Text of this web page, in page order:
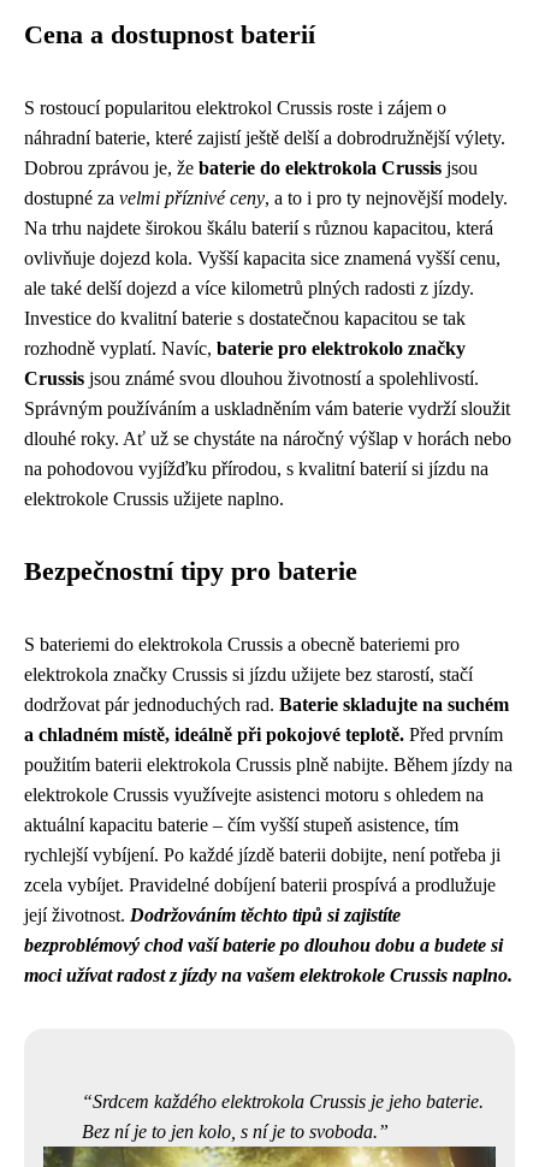
Cena a dostupnost baterií
S rostoucí popularitou elektrokol Crussis roste i zájem o
náhradní baterie, které zajistí ještě delší a dobrodružnější výlety.
Dobrou zprávou je, že baterie do elektrokola Crussis jsou
dostupné za velmi příznivé ceny, a to i pro ty nejnovější modely.
Na trhu najdete širokou škálu baterií s různou kapacitou, která
ovlivňuje dojezd kola. Vyšší kapacita sice znamená vyšší cenu,
ale také delší dojezd a více kilometrů plných radosti z jízdy.
Investice do kvalitní baterie s dostatečnou kapacitou se tak
rozhodně vyplatí. Navíc, baterie pro elektrokolo značky
Crussis jsou známé svou dlouhou životností a spolehlivostí.
Správným používáním a uskladněním vám baterie vydrží sloužit
dlouhé roky. Ať už se chystáte na náročný výšlap v horách nebo
na pohodovou vyjížďku přírodou, s kvalitní baterií si jízdu na
elektrokole Crussis užijete naplno.
Bezpečnostní tipy pro baterie
S bateriemi do elektrokola Crussis a obecně bateriemi pro
elektrokola značky Crussis si jízdu užijete bez starostí, stačí
dodržovat pár jednoduchých rad. Baterie skladujte na suchém
a chladném místě, ideálně při pokojové teplotě. Před prvním
použitím baterii elektrokola Crussis plně nabijte. Během jízdy na
elektrokole Crussis využívejte asistenci motoru s ohledem na
aktuální kapacitu baterie – čím vyšší stupeň asistence, tím
rychlejší vybíjení. Po každé jízdě baterii dobijte, není potřeba ji
zcela vybíjet. Pravidelné dobíjení baterii prospívá a prodlužuje
její životnost. Dodržováním těchto tipů si zajistíte
bezproblémový chod vaší baterie po dlouhou dobu a budete si
moci užívat radost z jízdy na vašem elektrokole Crussis naplno.
Srdcem každého elektrokola Crussis je jeho baterie.
Bez ní je to jen kolo, s ní je to svoboda.